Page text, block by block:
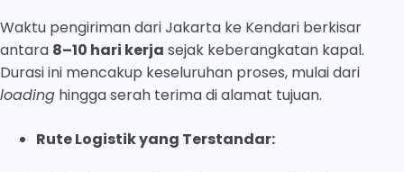
Waktu pengiriman dari Jakarta ke Kendari berkisar
antara 8–10 hari kerja sejak keberangkatan kapal.
Durasi ini mencakup keseluruhan proses, mulai dari
loading hingga serah terima di alamat tujuan.
Rute Logistik yang Terstandar: